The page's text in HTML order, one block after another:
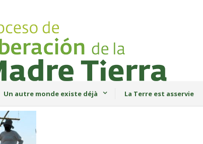
Un autre monde existe déjà La Terre est asservie